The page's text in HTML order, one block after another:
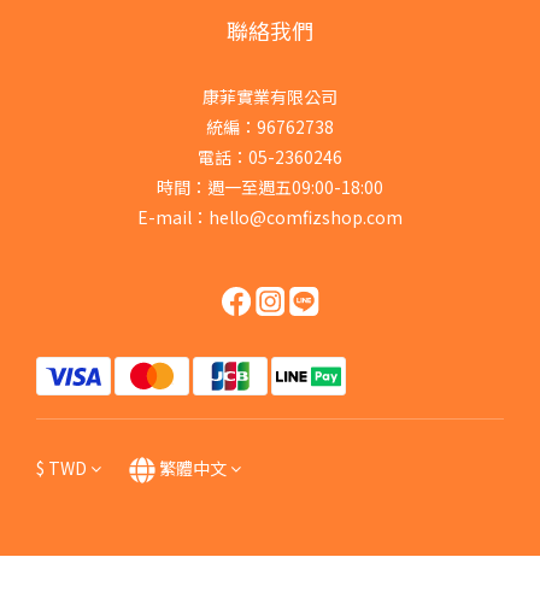
聯絡我們
康菲實業有限公司
統編：96762738
電話：05-2360246
時間：週一至週五09:00-18:00
E-mail：hello@comfizshop.com
$ TWD 繁體中文